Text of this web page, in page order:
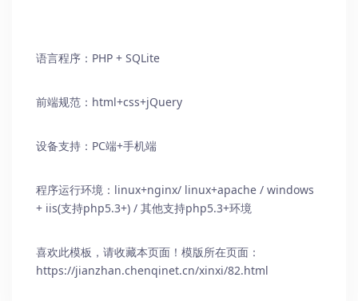
语言程序：PHP + SQLite
前端规范：html+css+jQuery
设备支持：PC端+手机端
程序运行环境：linux+nginx/ linux+apache / windows
+ iis(支持php5.3+) / 其他支持php5.3+环境
喜欢此模板，请收藏本页面！模版所在页面：
https://jianzhan.chenqinet.cn/xinxi/82.html